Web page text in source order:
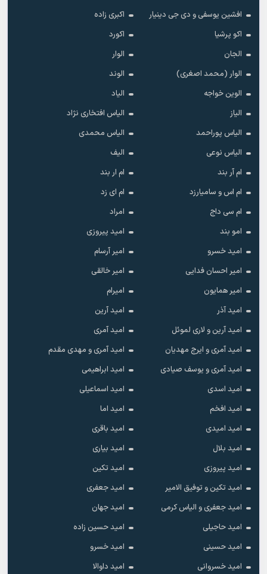
افشین یوسفی و دی جی دینیار
اکبری زاده
اکو پرشیا
اکورد
الجان
الوار
الوار (محمد اصغری)
الوند
الوین خواجه
الیاد
الیاز
الیاس افتخاری نژاد
الیاس پوراحمد
الیاس محمدی
الیاس نوعی
الیف
ام آر بند
ام ار بند
ام اس و سامیارزد
ام ای زد
ام سی داج
امراد
امو بند
امید پیروزی
امید خسرو
امیر آرسام
امیر احسان فدایی
امیر خالقى
امیر همایون
امیرام
امید آذر
امید آرین
امید آرین و لاری لموئل
امید آمری
امید آمری و ایرج مهدیان
امید آمری و مهدی مقدم
امید آمری و یوسف صیادی
امید ابراهیمی
امید اسدی
امید اسماعیلی
امید افخم
امید اما
امید امیدی
امید باقری
امید بلال
امید بیاری
امید پیروزی
امید تکین
امید تکین و توفیق الامیر
امید جعفری
امید جعفری و الیاس کرمی
امید جهان
امید حاجیلی
امید حسین زاده
امید حسینی
امید خسرو
امید خسروانی
امید داوالا